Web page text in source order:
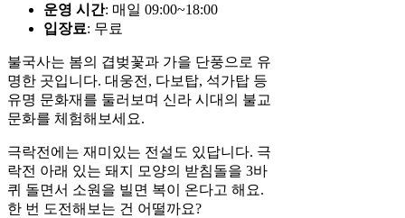
운영 시간: 매일 09:00~18:00
입장료: 무료
불국사는 봄의 겹벚꽃과 가을 단풍으로 유
명한 곳입니다. 대웅전, 다보탑, 석가탑 등
유명 문화재를 둘러보며 신라 시대의 불교
문화를 체험해보세요.
극락전에는 재미있는 전설도 있답니다. 극
락전 아래 있는 돼지 모양의 받침돌을 3바
퀴 돌면서 소원을 빌면 복이 온다고 해요.
한 번 도전해보는 건 어떨까요?